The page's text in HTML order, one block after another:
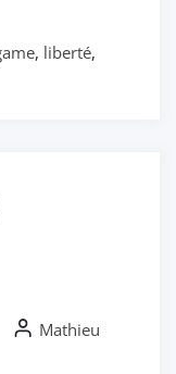
, liberté,
Mathieu